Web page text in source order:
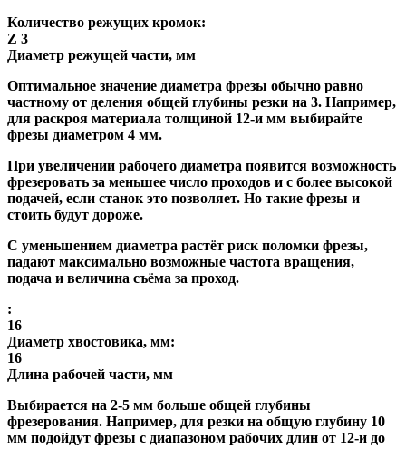
Количество режущих кромок:
Z 3
Диаметр режущей части, мм
Оптимальное значение диаметра фрезы обычно равно
частному от деления общей глубины резки на 3. Например,
для раскроя материала толщиной 12-и мм выбирайте
фрезы диаметром 4 мм.
При увеличении рабочего диаметра появится возможность
фрезеровать за меньшее число проходов и с более высокой
подачей, если станок это позволяет. Но такие фрезы и
стоить будут дороже.
С уменьшением диаметра растёт риск поломки фрезы,
падают максимально возможные частота вращения,
подача и величина съёма за проход.
:
16
Диаметр хвостовика, мм:
16
Длина рабочей части, мм
Выбирается на 2-5 мм больше общей глубины
фрезерования. Например, для резки на общую глубину 10
мм подойдут фрезы с диапазоном рабочих длин от 12-и до